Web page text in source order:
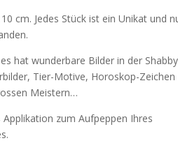
cm. Jedes Stück ist ein Unikat und
hat wunderbare Bilder in der
Tier-Motive, Horoskop-
Meistern…
Applikation zum Aufpeppen Ihres